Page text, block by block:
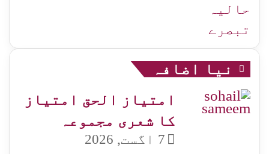
حالیہ
تبصرے
نیا اضافہ
امتیاز الحق امتیاز
کا شعری مجموعہ
7 اگست, 2026